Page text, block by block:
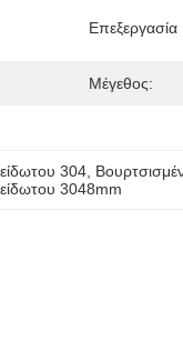
Επεξεργασία
Μέγεθος:
304,
3048mm